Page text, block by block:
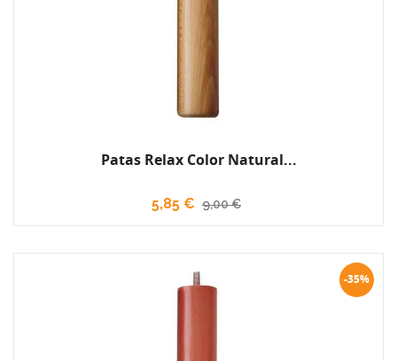
Patas Relax Color Natural...
5,85 € 9,00 €
-35%